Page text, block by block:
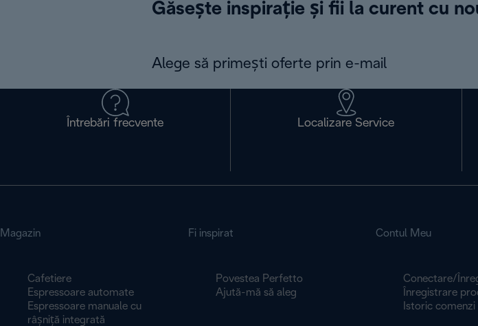
Găsește inspirație și fii la curent cu
Alege să primești oferte prin e-mail
Întrebări frecvente Localizare Service
Magazin
Cafetiere
Espressoare automate
Espressoare manuale cu
râșniță integrată
Fi inspirat
Povestea Perfetto
Ajută-mă să aleg
Contul Meu
Conectare/
Înregistrare
Istoric comenzi